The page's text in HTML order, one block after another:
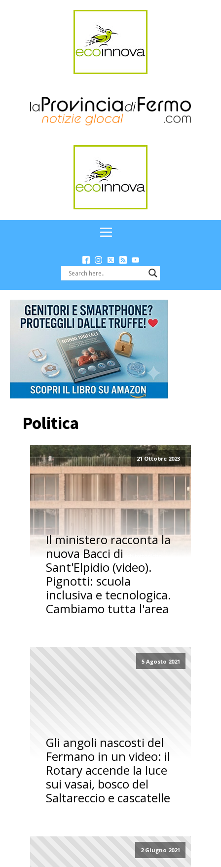
Politica
21 Ottobre 2023
Il ministero racconta la
nuova Bacci di
Sant'Elpidio (video).
Pignotti: scuola
inclusiva e tecnologica.
Cambiamo tutta l'area
5 Agosto 2021
Gli angoli nascosti del
Fermano in un video: il
Rotary accende la luce
sui vasai, bosco del
Saltareccio e cascatelle
2 Giugno 2021